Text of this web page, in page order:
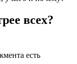
всех?
есть